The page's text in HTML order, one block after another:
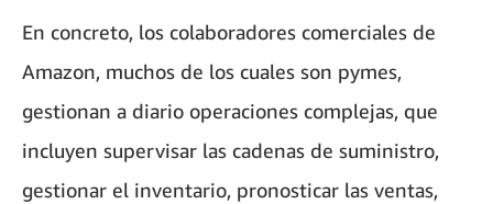
En concreto, los colaboradores comerciales de
Amazon, muchos de los cuales son pymes,
gestionan a diario operaciones complejas, que
incluyen supervisar las cadenas de suministro,
gestionar el inventario, pronosticar las ventas,